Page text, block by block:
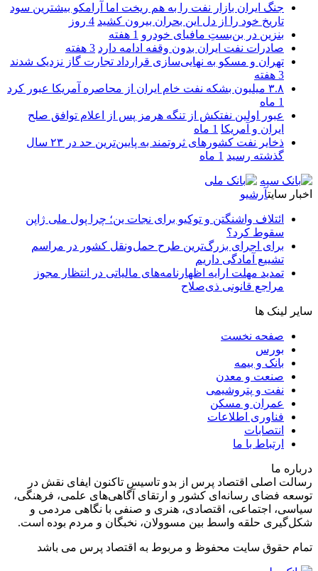
جنگ ایران بازار نفت را به هم ریخت اما آرامکو بیشترین سود
تاریخ خود را از دل این بحران بیرون کشید 4 روز
بنزین در بن‌بستِ مافیای خودرو 1 هفته
صادرات نفت ایران بدون وقفه ادامه دارد 3 هفته
تهران و مسکو به نهایی‌سازی قرارداد تجارت گاز نزدیک شدند
3 هفته
۳.۸ میلیون بشکه نفت خام ایران از محاصره آمریکا عبور کرد
1 ماه
عبور اولین نفتکش از تنگه هرمز پس از اعلام توافق صلح
ایران و آمریکا 1 ماه
ذخایر نفت کشورهای ثروتمند به پایین‌ترین حد در ۲۳ سال
گذشته رسید 1 ماه
اخبار سایتآرشیو
ائتلاف واشنگتن و توکیو برای نجات ین؛ چرا پول ملی ژاپن
سقوط کرد؟
برای اجرای بزرگ‌ترین طرح حمل‌ونقل کشور در مراسم
تشییع آمادگی داریم
تمدید مهلت ارایه اظهارنامه‌های مالیاتی در انتظار مجوز
مراجع قانونی ذی‌‏صلاح
سایر لینک ها
صفحه نخست
بورس
بانک و بیمه
صنعت و معدن
نفت و پتروشیمی
عمران و مسکن
فناوری اطلاعات
انتصابات
ارتباط با ما
درباره ما
رسالت اصلی اقتصاد پرس از بدو تاسیس تاکنون ایفای نقش در
توسعه فضای رسانه‌ای کشور و ارتقای آگاهی‌های علمی، فرهنگی،
سیاسی، اجتماعی، اقتصادی، هنری و صنفی با نگاهی مردمی و
شکل‌گیری حلقه واسط بین مسوولان، نخبگان و مردم بوده است.
تمام حقوق سایت محفوظ و مربوط به اقتصاد پرس می باشد